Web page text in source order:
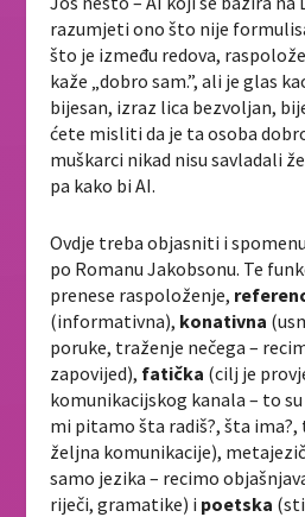
razumjeti ono što nije
što je između redova,
kaže „dobro sam.”, ali je glas
bijesan, izraz lica bezvoljan,
ćete misliti da je ta osoba
muškarci nikad nisu savladali
pa kako bi AI.
Ovdje treba objasniti i
po Romanu Jakobsonu. Te
prenese raspoloženje,
(informativna), konativna
poruke, traženje nečega –
zapovijed), fatička (cilj je
komunikacijskog kanala – to
mi pitamo šta radiš?, šta ima?,
željna komunikacije),
samo jezika – recimo
riječi, gramatike) i poetska